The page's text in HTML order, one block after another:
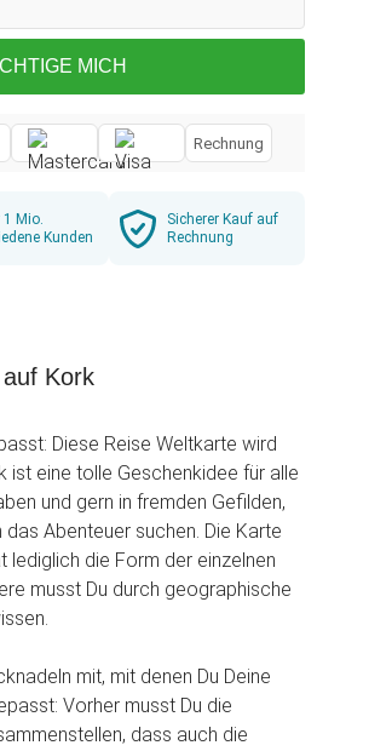
MICH
Rechnung
1 Mio.
Kunden
Sicherer Kauf auf
Rechnung
Kork
Diese Reise Weltkarte wird
ist eine tolle Geschenkidee für alle
und gern in fremden Gefilden,
Abenteuer suchen. Die Karte
die Form der einzelnen
musst Du durch geographische
mit, mit denen Du Deine
Vorher musst Du die
dass auch die